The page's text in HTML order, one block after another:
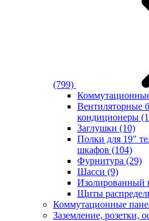
(799)
Вентиляторные
кондиционеры
Заглушки (10)
Полки для 19"
шкафов (104)
Фурнитура (29)
Шасси (9)
Изолированный
Щиты
Коммутационные
Заземление, розетки,